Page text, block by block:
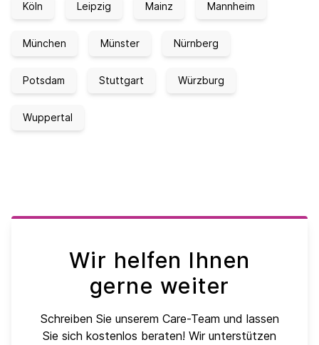
Köln Leipzig Mainz Mannheim
München Münster Nürnberg
Potsdam Stuttgart Würzburg
Wuppertal
Wir helfen Ihnen
gerne weiter
Schreiben Sie unserem Care-Team und lassen
Sie sich kostenlos beraten! Wir unterstützen